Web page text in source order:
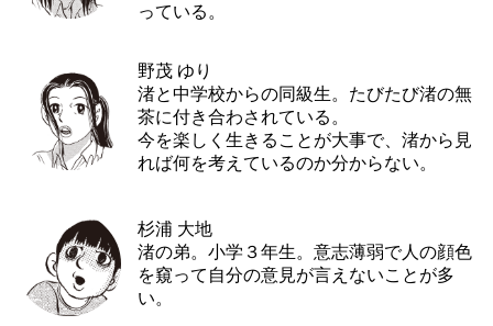
っている。
野茂 ゆり
渚と中学校からの同級生。たびたび渚の無
茶に付き合わされている。
今を楽しく生きることが大事で、渚から見
れば何を考えているのか分からない。
杉浦 大地
渚の弟。小学３年生。意志薄弱で人の顔色
を窺って自分の意見が言えないことが多
い。